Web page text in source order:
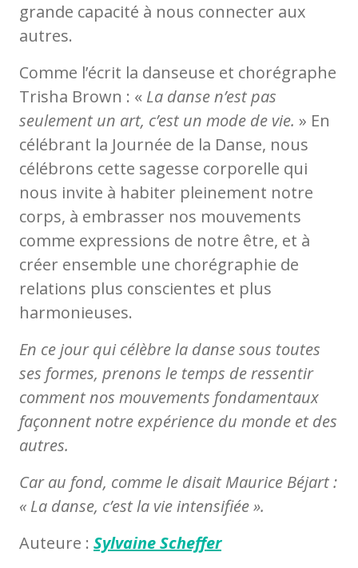
grande capacité à nous connecter aux
autres.
Comme l’écrit la danseuse et chorégraphe
Trisha Brown : « La danse n’est pas
seulement un art, c’est un mode de vie. » En
célébrant la Journée de la Danse, nous
célébrons cette sagesse corporelle qui
nous invite à habiter pleinement notre
corps, à embrasser nos mouvements
comme expressions de notre être, et à
créer ensemble une chorégraphie de
relations plus conscientes et plus
harmonieuses.
En ce jour qui célèbre la danse sous toutes
ses formes, prenons le temps de ressentir
comment nos mouvements fondamentaux
façonnent notre expérience du monde et des
autres.
Car au fond, comme le disait Maurice Béjart :
« La danse, c’est la vie intensifiée ».
Auteure : Sylvaine Scheffer